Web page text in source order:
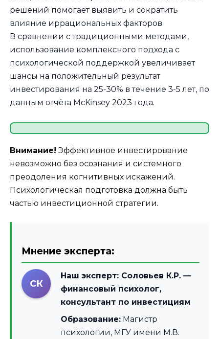
решений помогает выявить и сократить
влияние иррациональных факторов.
В сравнении с традиционными методами,
использование комплексного подхода с
психологической поддержкой увеличивает
шансы на положительный результат
инвестирования на 25-30% в течение 3-5 лет, по
данным отчёта McKinsey 2023 года.
Внимание! Эффективное инвестирование
невозможно без осознания и системного
преодоления когнитивных искажений.
Психологическая подготовка должна быть
частью инвестиционной стратегии.
Мнение эксперта:
СК
Наш эксперт: Соловьев К.Р. —
финансовый психолог,
консультант по инвестициям
Образование: Магистр
психологии, МГУ имени М.В.